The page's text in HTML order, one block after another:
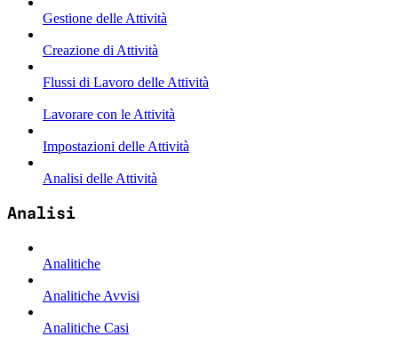
Gestione delle Attività
Creazione di Attività
Flussi di Lavoro delle Attività
Lavorare con le Attività
Impostazioni delle Attività
Analisi delle Attività
Analisi
Analitiche
Analitiche Avvisi
Analitiche Casi